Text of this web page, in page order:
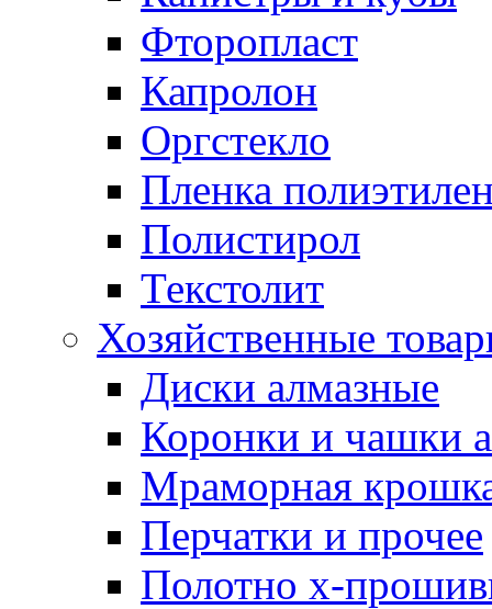
Фторопласт
Капролон
Оргстекло
Пленка
Полистирол
Текстолит
Хозяйственные
Диски алмазные
Коронки и чашки
Мраморная
Перчатки и прочее
Полотно х-